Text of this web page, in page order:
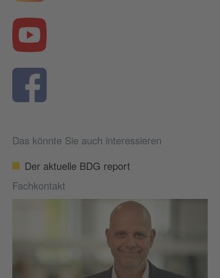
Das könnte Sie auch interessieren
Der aktuelle BDG report
Fachkontakt